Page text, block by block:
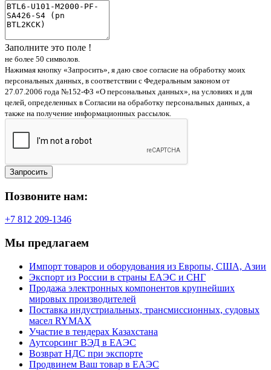
Заполните это поле !
не более 50 символов.
Нажимая кнопку «Запросить», я даю свое согласие на обработку моих
персональных данных, в соответствии с Федеральным законом от
27.07.2006 года №152-ФЗ «О персональных данных», на условиях и для
целей, определенных в Согласии на обработку персональных данных, а
также на получение информационных рассылок.
Запросить
Позвоните нам:
+7 812 209-1346
Мы предлагаем
Импорт товаров и оборудования из Европы, США, Азии
Экспорт из России в страны ЕАЭС и СНГ
Продажа электронных компонентов крупнейших
мировых производителей
Поставка индустриальных, трансмиссионных, судовых
масел RYMAX
Участие в тендерах Казахстана
Аутсорсинг ВЭД в ЕАЭС
Возврат НДС при экспорте
Продвинем Ваш товар в ЕАЭС